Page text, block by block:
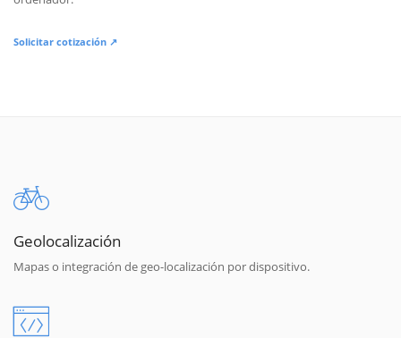
Solicitar cotización ↗
Geolocalización
Mapas o integración de geo-localización por dispositivo.